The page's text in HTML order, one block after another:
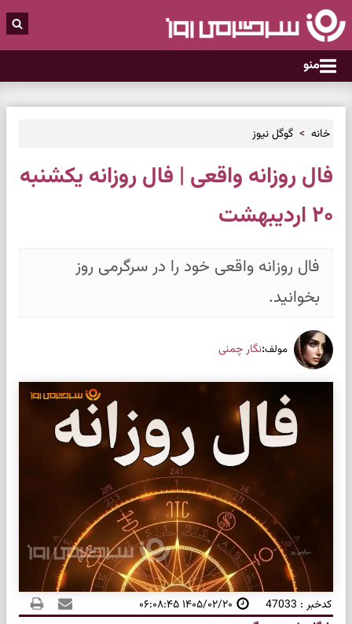
منو
خانه گوگل نیوز
فال روزانه واقعی | فال روزانه یکشنبه
۲۰ اردیبهشت
فال روزانه واقعی خود را در سرگرمی روز
بخوانید.
مولف:نگار چمنی
کدخبر : 47033 ۱۴۰۵/۰۲/۲۰ ۰۶:۰۸:۴۵